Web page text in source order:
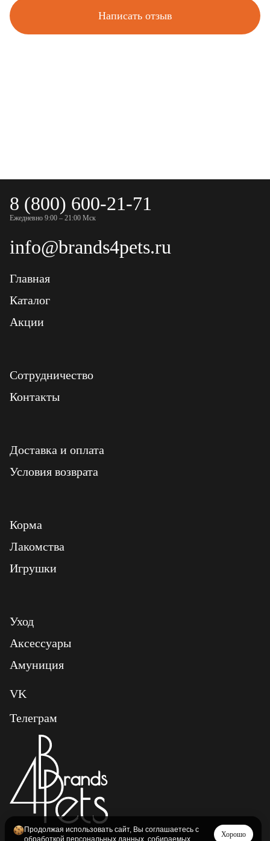
Написать отзыв
8 (800) 600-21-71
Ежедневно 9:00 – 21:00 Мск
info@brands4pets.ru
Главная
Каталог
Акции
Сотрудничество
Контакты
Доставка и оплата
Условия возврата
Корма
Лакомства
Игрушки
Уход
Аксессуары
Амуниция
VK
Телеграм
Продолжая использовать сайт, Вы соглашаетесь с
обработкой персональных данных, собираемых
Хорошо